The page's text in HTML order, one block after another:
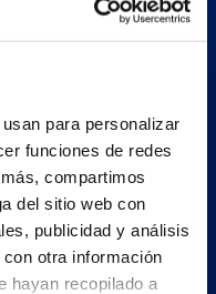
para personalizar
funciones de redes
compartimos
del sitio web con
publicidad y análisis
otra información
hayan recopilado a